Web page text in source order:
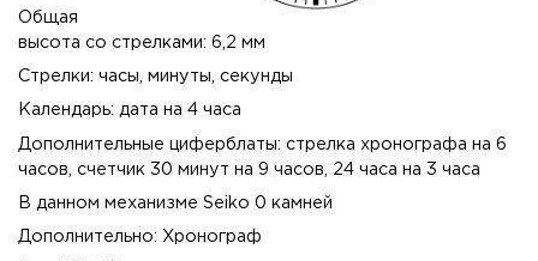
Общая
высота со стрелками: 6,2 мм
Стрелки: часы, минуты, секунды
Календарь: дата на 4 часа
Дополнительные циферблаты: стрелка хронографа на 6
часов, счетчик 30 минут на 9 часов, 24 часа на 3 часа
В данном механизме Seiko 0 камней
Дополнительно: Хронограф